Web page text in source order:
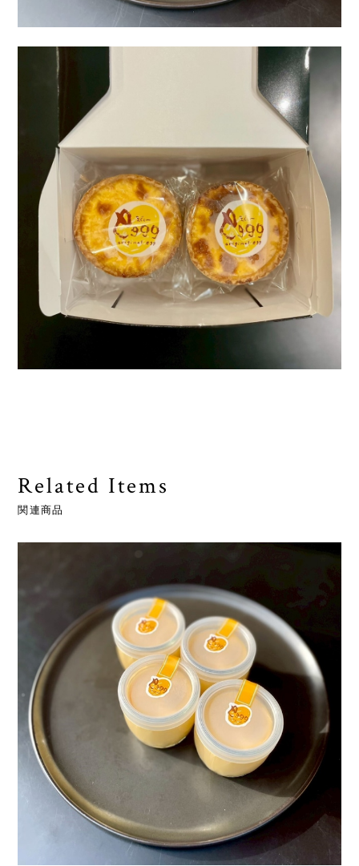
Related Items
関連商品